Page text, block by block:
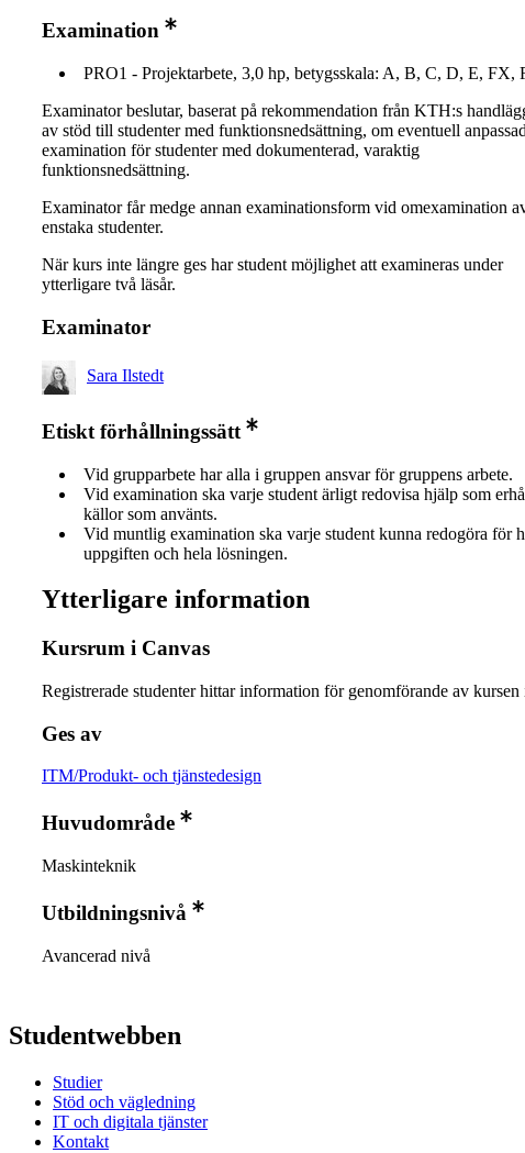
Examination
PRO1 - Projektarbete, 3,0 hp, betygsskala: A, B, C, D, E, FX,
Examinator beslutar, baserat på rekommendation från KTH:s
av stöd till studenter med funktionsnedsättning, om eventuell anpassad
examination för studenter med dokumenterad, varaktig
funktionsnedsättning.
Examinator får medge annan examinationsform vid omexamination
enstaka studenter.
När kurs inte längre ges har student möjlighet att examineras under
ytterligare två läsår.
Examinator
Sara Ilstedt
Etiskt förhållningssätt
Vid grupparbete har alla i gruppen ansvar för gruppens arbete.
Vid examination ska varje student ärligt redovisa hjälp som
källor som använts.
Vid muntlig examination ska varje student kunna redogöra för
uppgiften och hela lösningen.
Ytterligare information
Kursrum i Canvas
Registrerade studenter hittar information för genomförande av
Ges av
ITM/Produkt- och tjänstedesign
Huvudområde
Maskinteknik
Utbildningsnivå
Avancerad nivå
Studentwebben
Studier
Stöd och vägledning
IT och digitala tjänster
Kontakt